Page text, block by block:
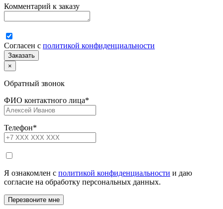
Комментарий к заказу
Согласен с политикой конфиденциальности
×
Обратный звонок
ФИО контактного лица*
Телефон*
Я ознакомлен с политикой конфиденциальности и даю
согласие на обработку персональных данных.